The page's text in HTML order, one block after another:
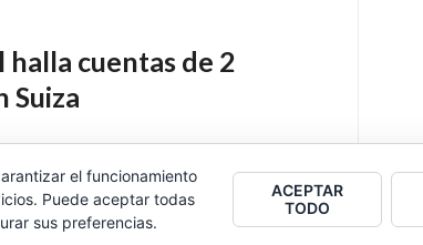
cuentas de 2
Suiza
el funcionamiento
Puede aceptar todas
sus preferencias.
ACEPTAR
TODO